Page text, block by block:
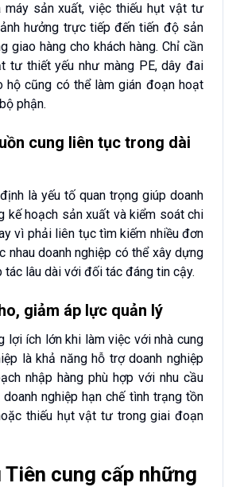
sản xuất, việc thiếu hụt vật tư
hưởng trực tiếp đến tiến độ sản
giao hàng cho khách hàng. Chỉ cần
tư thiết yếu như màng PE, dây đai
hộ cũng có thể làm gián đoạn hoạt
phận.
cung liên tục trong dài
là yếu tố quan trọng giúp doanh
kế hoạch sản xuất và kiểm soát chi
vì phải liên tục tìm kiếm nhiều đơn
nhau doanh nghiệp có thể xây dựng
tác lâu dài với đối tác đáng tin cậy.
giảm áp lực quản lý
lợi ích lớn khi làm việc với nhà cung
là khả năng hỗ trợ doanh nghiệp
nhập hàng phù hợp với nhu cầu
nghiệp hạn chế tình trạng tồn
thiếu hụt vật tư trong giai đoạn
cung cấp những